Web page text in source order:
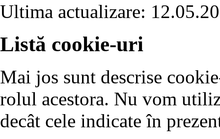
Ultima actualizare:
Listă cookie-uri
Mai jos sunt descrise
rolul acestora. Nu vom
decât cele indicate în